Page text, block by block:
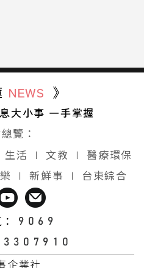
NEWS 》
大小事 一手掌握
覽：
生活 ∣ 文教 ∣
醫療環保
∣ 新鮮事 ∣ 台東綜合
企業社